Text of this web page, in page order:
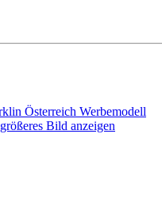
größeres Bild anzeigen